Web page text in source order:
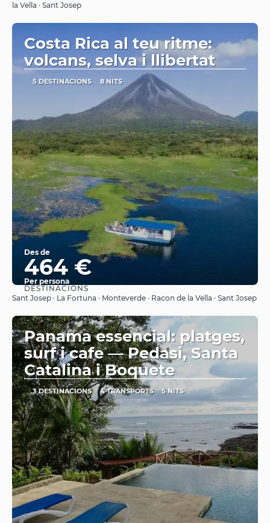
la Vella · Sant Josep
Costa Rica al teu ritme:
volcans, selva i llibertat
5 DESTINACIONS 8 NITS
Des de
464 €
Per persona
Veure
DESTINACIONS
Sant Josep · La Fortuna · Monteverde · Racon de la Vella · Sant Josep
Panama essencial: platges,
surf i cafe — Pedasi, Santa
Catalina i Boquete
3 DESTINACIONS 4 TRANSPORTS 5 NITS